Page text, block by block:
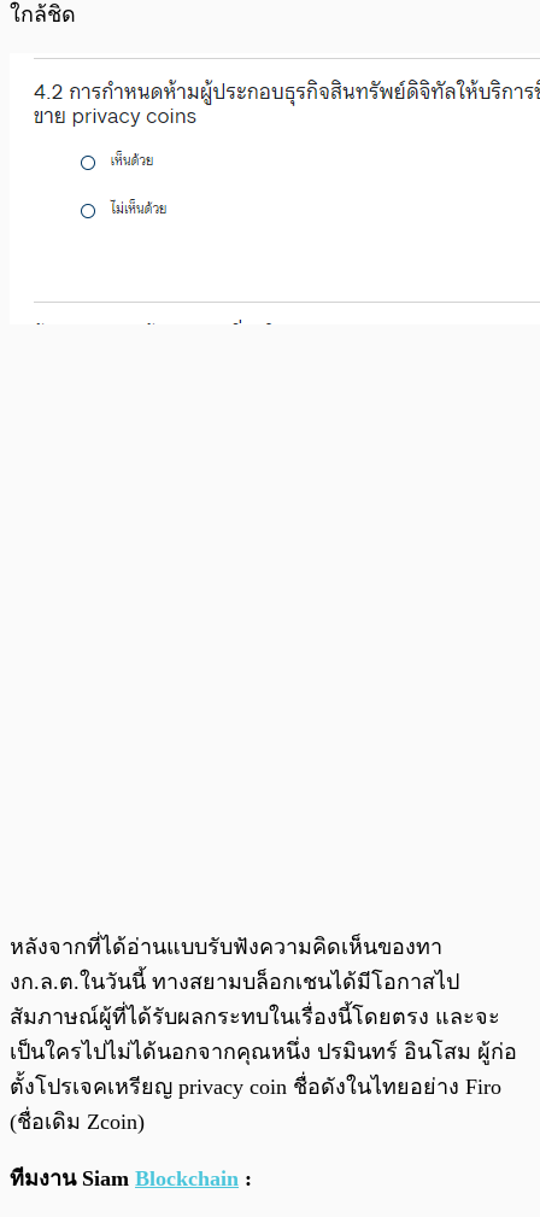
ใกล้ชิด
หลังจากที่ได้อ่านแบบรับฟังความคิดเห็นของทา
งก.ล.ต.ในวันนี้ ทางสยามบล็อกเชนได้มีโอกาสไป
สัมภาษณ์ผู้ที่ได้รับผลกระทบในเรื่องนี้โดยตรง และจะ
เป็นใครไปไม่ได้นอกจากคุณหนึ่ง ปรมินทร์ อินโสม ผู้ก่อ
ตั้งโปรเจคเหรียญ privacy coin ชื่อดังในไทยอย่าง Firo
(ชื่อเดิม Zcoin)
ทีมงาน Siam Blockchain :